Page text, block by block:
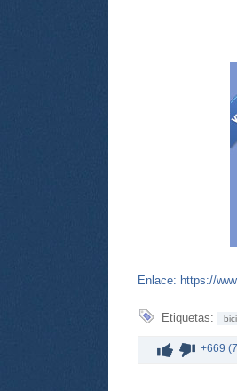
Enlace: https://
Etiquetas:
+669